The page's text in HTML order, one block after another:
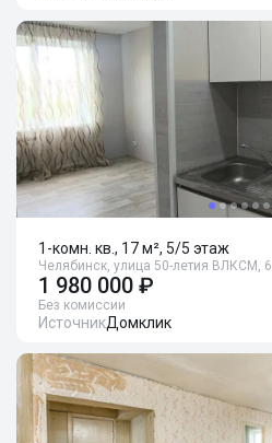
1-комн. кв., 17 м², 5/5 этаж
Челябинск, улица 50-летия ВЛКСМ, 6
1 980 000 ₽
Без комиссии
ИсточникДомклик